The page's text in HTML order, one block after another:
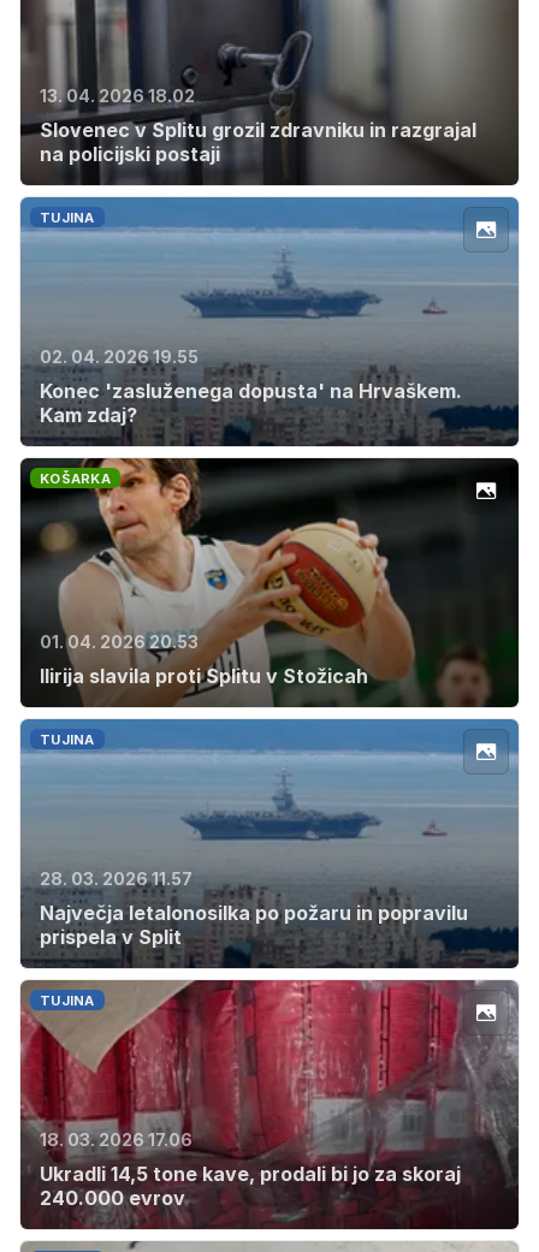
13. 04. 2026 18.02
Slovenec v Splitu grozil zdravniku in razgrajal
na policijski postaji
TUJINA
02. 04. 2026 19.55
Konec 'zasluženega dopusta' na Hrvaškem.
Kam zdaj?
KOŠARKA
01. 04. 2026 20.53
Ilirija slavila proti Splitu v Stožicah
TUJINA
28. 03. 2026 11.57
Največja letalonosilka po požaru in popravilu
prispela v Split
TUJINA
18. 03. 2026 17.06
Ukradli 14,5 tone kave, prodali bi jo za skoraj
240.000 evrov